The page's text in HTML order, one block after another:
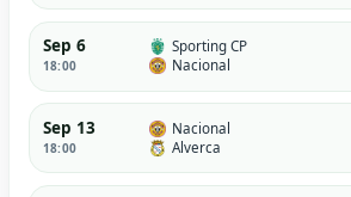
Sep 6
18:00
Sporting CP
Nacional
Sep 13
18:00
Nacional
Alverca